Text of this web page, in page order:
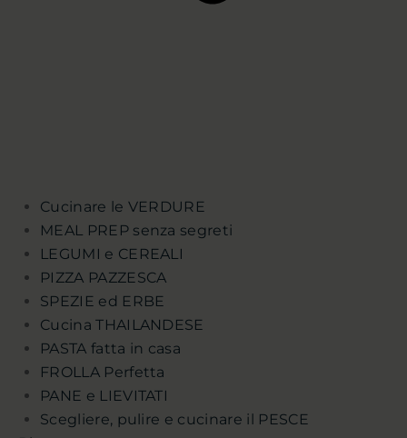
Cucinare le VERDURE
MEAL PREP senza segreti
LEGUMI e CEREALI
PIZZA PAZZESCA
SPEZIE ed ERBE
Cucina THAILANDESE
PASTA fatta in casa
FROLLA Perfetta
PANE e LIEVITATI
Scegliere, pulire e cucinare il PESCE